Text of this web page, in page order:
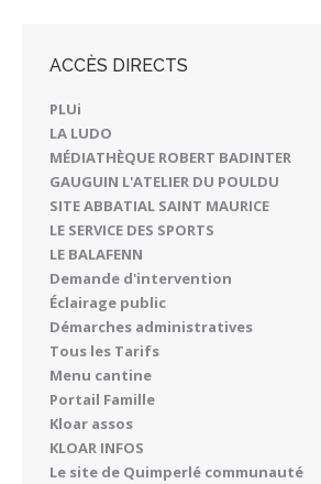
ACCÈS DIRECTS
PLUi
LA LUDO
MÉDIATHÈQUE ROBERT BADINTER
GAUGUIN L'ATELIER DU POULDU
SITE ABBATIAL SAINT MAURICE
LE SERVICE DES SPORTS
LE BALAFENN
Demande d'intervention
Éclairage public
Démarches administratives
Tous les Tarifs
Menu cantine
Portail Famille
Kloar assos
KLOAR INFOS
Le site de Quimperlé communauté